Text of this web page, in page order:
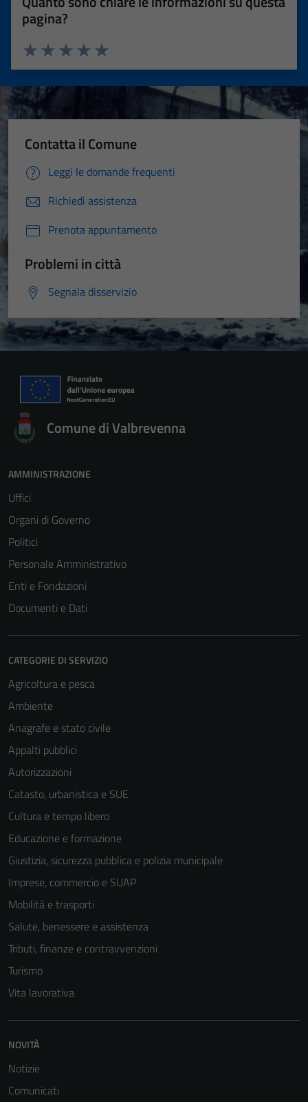
pagina?
Valuta 5 stelle su 5
Valuta 4 stelle su 5
Valuta 3 stelle su 5
Valuta 2 stelle su 5
Valuta 1 stelle su 5
Contatta il Comune
Leggi le domande frequenti
Richiedi assistenza
Prenota appuntamento
Problemi in città
Segnala disservizio
Comune di Valbrevenna
AMMINISTRAZIONE
Uffici
Organi di Governo
Politici
Personale Amministrativo
Enti e Fondazioni
Documenti e Dati
CATEGORIE DI SERVIZIO
Agricoltura e pesca
Ambiente
Anagrafe e stato civile
Appalti pubblici
Autorizzazioni
Catasto, urbanistica e SUE
Cultura e tempo libero
Educazione e formazione
Giustizia, sicurezza pubblica e polizia municipale
Imprese, commercio e SUAP
Mobilità e trasporti
Salute, benessere e assistenza
Tributi, finanze e contravvenzioni
Turismo
Vita lavorativa
NOVITÀ
Notizie
Comunicati